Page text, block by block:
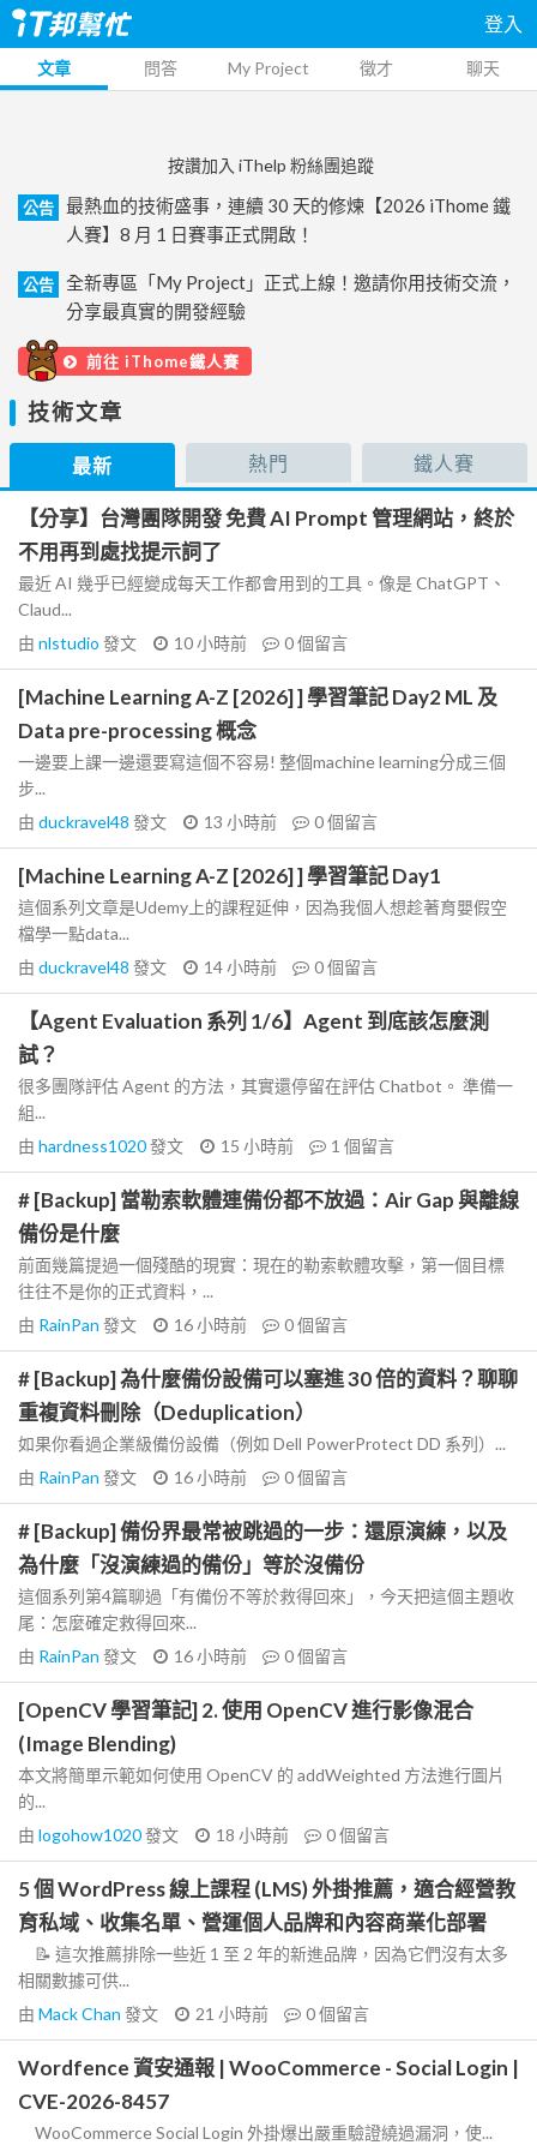
登入
文章 問答 My Project 徵才 聊天
按讚加入 iThelp 粉絲團追蹤
公告
最熱血的技術盛事，連續 30 天的修煉【2026 iThome 鐵
人賽】8 月 1 日賽事正式開啟！
公告
全新專區「My Project」正式上線！邀請你用技術交流，
分享最真實的開發經驗
前往 iThome鐵人賽
技術文章
最新 熱門 鐵人賽
【分享】台灣團隊開發 免費 AI Prompt 管理網站，終於
不用再到處找提示詞了
最近 AI 幾乎已經變成每天工作都會用到的工具。像是 ChatGPT、
Claud...
由 nlstudio 發文 10 小時前 0個留言
[Machine Learning A-Z [2026] ] 學習筆記 Day2 ML 及
Data pre-processing 概念
一邊要上課一邊還要寫這個不容易! 整個machine learning分成三個
步...
由 duckravel48 發文 13 小時前 0個留言
[Machine Learning A-Z [2026] ] 學習筆記 Day1
這個系列文章是Udemy上的課程延伸，因為我個人想趁著育嬰假空
檔學一點data...
由 duckravel48 發文 14 小時前 0個留言
【Agent Evaluation 系列 1/6】Agent 到底該怎麼測
試？
很多團隊評估 Agent 的方法，其實還停留在評估 Chatbot。 準備一
組...
由 hardness1020發文 15 小時前 1 個留言
# [Backup] 當勒索軟體連備份都不放過：Air Gap 與離線
備份是什麼
前面幾篇提過一個殘酷的現實：現在的勒索軟體攻擊，第一個目標
往往不是你的正式資料，...
由 RainPan 發文 16 小時前 0個留言
# [Backup] 為什麼備份設備可以塞進 30 倍的資料？聊聊
重複資料刪除（Deduplication）
如果你看過企業級備份設備（例如 Dell PowerProtect DD 系列）...
由 RainPan 發文 16 小時前 0個留言
# [Backup] 備份界最常被跳過的一步：還原演練，以及
為什麼「沒演練過的備份」等於沒備份
這個系列第4篇聊過「有備份不等於救得回來」，今天把這個主題收
尾：怎麼確定救得回來...
由 RainPan 發文 16 小時前 0個留言
[OpenCV 學習筆記] 2. 使用 OpenCV 進行影像混合
(Image Blending)
本文將簡單示範如何使用 OpenCV 的 addWeighted 方法進行圖片
的...
由 logohow1020發文 18 小時前 0個留言
5 個 WordPress 線上課程 (LMS) 外掛推薦，適合經營教
育私域、收集名單、營運個人品牌和內容商業化部署
📝 這次推薦排除一些近 1 至 2 年的新進品牌，因為它們沒有太多
相關數據可供...
由 Mack Chan 發文 21 小時前 0個留言
Wordfence 資安通報 | WooCommerce - Social Login |
CVE-2026-8457
WooCommerce Social Login 外掛爆出嚴重驗證繞過漏洞，使...